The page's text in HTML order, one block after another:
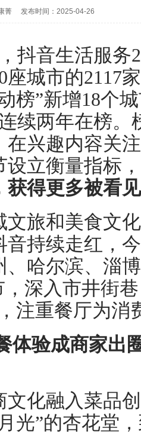
菁 发布时间：2025-04-26
音生活服务
座城市的2117
榜”新增18个
续两年在榜
在兴趣内容关
立衡量指标，
获得更多被看
和美食文化
音持续走红，
、哈尔滨、淄
深入市井街
注重餐厅为消
体验成商家出
融入菜品创
光”的杏花堂